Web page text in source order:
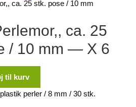
ca. 25
/ 10 mm — X 6
til kurv